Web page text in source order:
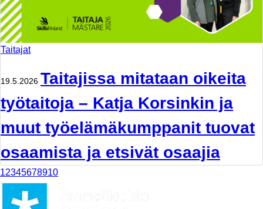
Taitajat
19.5.2026 Taitajissa mitataan oikeita
työtaitoja – Katja Korsinkin ja
muut työelämäkumppanit tuovat
osaamista ja etsivät osaajia
12345678910